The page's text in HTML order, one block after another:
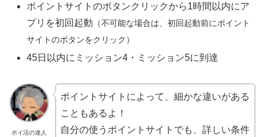
ポイントサイトのボタンクリックから1時間以内にア
プリを初回起動 （不可能な場合は、初回起動前にポイント
サイトのボタンをクリック）
45日以内にミッション4・ミッション5に到達
ポイ活の達人
ポイントサイトによって、細かな違いがある
こともあるよ！
自分の使うポイントサイトでも、詳しい条件